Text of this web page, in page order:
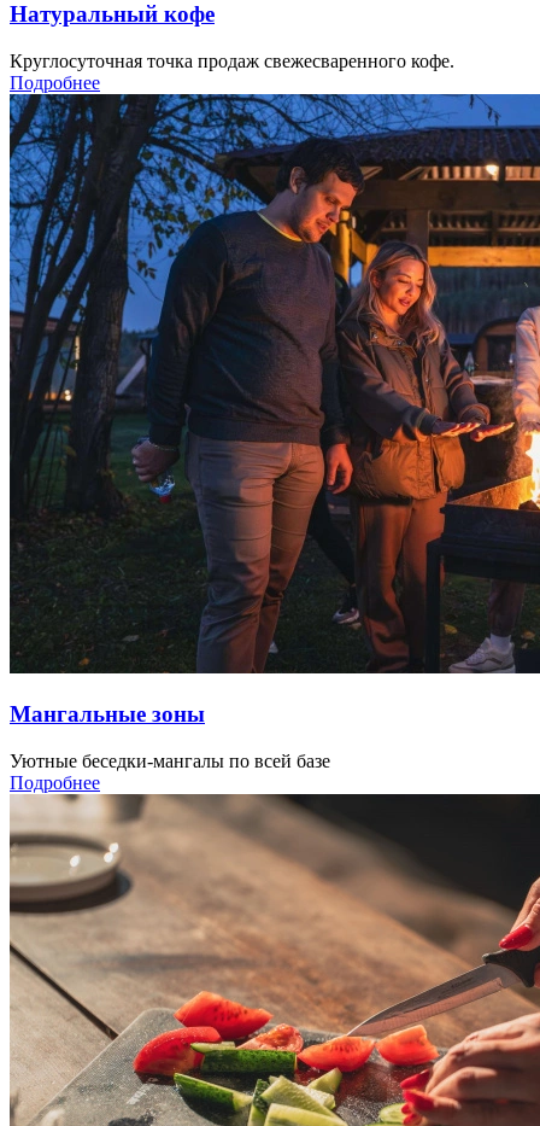
Натуральный кофе
Круглосуточная точка продаж свежесваренного кофе.
Подробнее
Мангальные зоны
Уютные беседки‑мангалы по всей базе
Подробнее